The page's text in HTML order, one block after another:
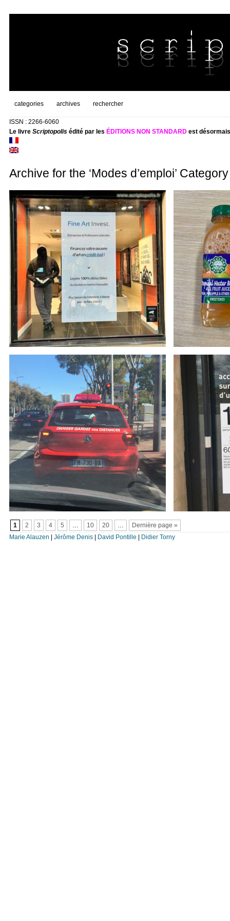
categories archives rechercher
ISSN : 2266-6060
Le livre Scriptopolisédité par les ÉDITIONS NON STANDARDest
Archive for the ‘Modes d’emploi’ Category
1 2 3 4 5 … 10 20 …
Dernière page »
Marie Alauzen
Jérôme Denis| David Pontille Didier Torny